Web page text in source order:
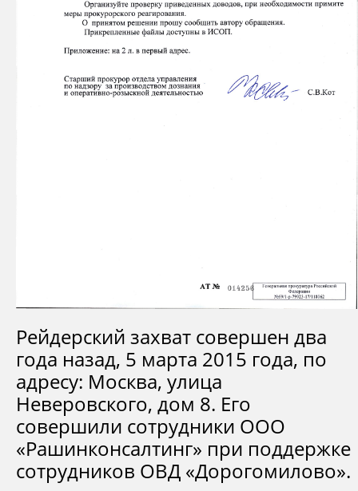
Рейдерский захват совершен два
года назад, 5 марта 2015 года, по
адресу: Москва, улица
Неверовского, дом 8. Его
совершили сотрудники ООО
«Рашинконсалтинг» при поддержке
сотрудников ОВД «Дорогомилово».